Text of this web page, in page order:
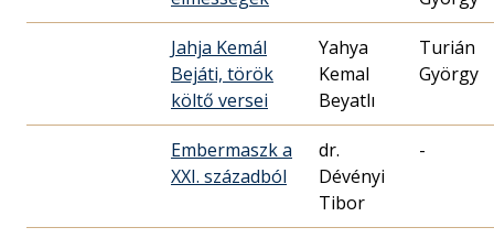
Jahja Kemál
Bejáti, török
költő versei
Yahya
Kemal
Beyatlı
Turián
György
Embermaszk a
XXI. századból
dr.
Dévényi
Tibor
-